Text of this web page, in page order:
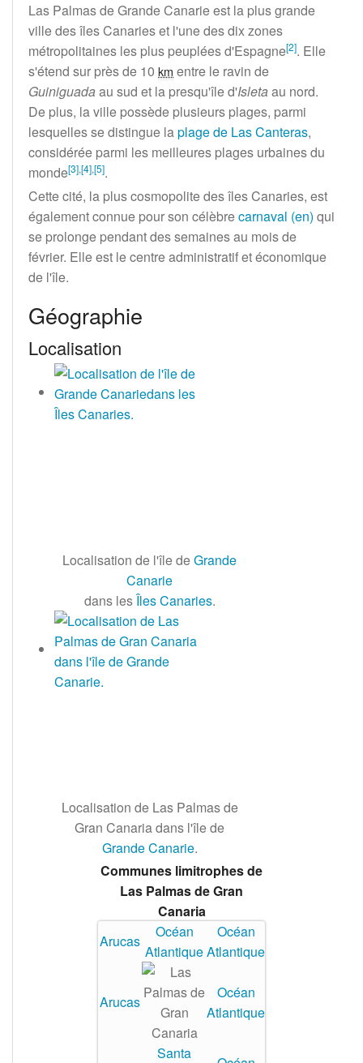
Las Palmas de Grande Canarie est la plus grande
ville des îles Canaries et l'une des dix zones
métropolitaines les plus peuplées d'Espagne[2]. Elle
s'étend sur près de 10 km entre le ravin de
Guiniguadaau sud et la presqu'île d'Isletaau nord.
De plus, la ville possède plusieurs plages, parmi
lesquelles se distingue laplage de Las Canteras,
considérée parmi les meilleures plages urbaines du
monde[3],[4],[5].
Cette cité, la plus cosmopolite des îles Canaries, est
également connue pour son célèbrecarnaval (en) qui
se prolonge pendant des semaines au mois de
février. Elle est le centre administratif et économique
de l'île.
Géographie
Localisation
Localisation de l'île deGrande
Canarie
dans lesÎles Canaries.
Localisation de Las Palmas de
Gran Canaria dans l'île de
Grande Canarie.
Communes limitrophes de
Las Palmas de Gran
Canaria
Arucas
Océan
Atlantique
Océan
Atlantique
Arucas
Océan
Atlantique
Santa